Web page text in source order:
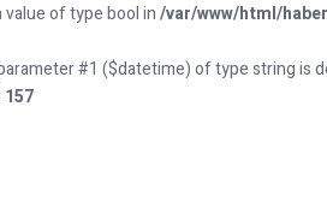
of type bool in/var/www/html/
#1 ($datetime) of type string is
157